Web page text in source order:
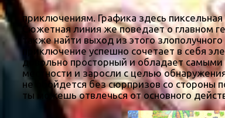
приключениям. Графика здесь
Сюжетная линия же поведает о главном
также найти выход из этого
приключение успешно сочетает в себя
довольно просторный и обладает
местности и заросли с целью
не обойдется без сюрпризов со стороны
ты можешь отвлечься от основного